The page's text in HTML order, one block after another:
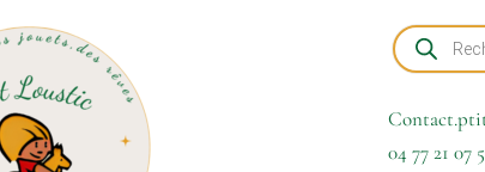
Recherche
de
produits
04 77 21 07